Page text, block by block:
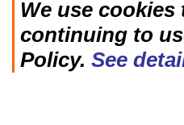
We use
continuing to
Policy. See